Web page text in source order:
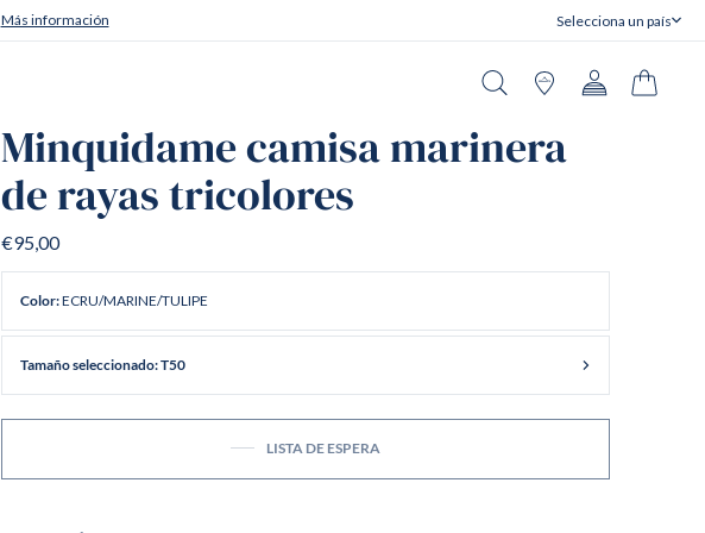
Más información Selecciona un país
Cerrar
Minquidame camisa marinera
de rayas tricolores
€95,00
Color:ECRU/MARINE/TULIPE
Tamaño seleccionado: T50
LISTA DE ESPERA